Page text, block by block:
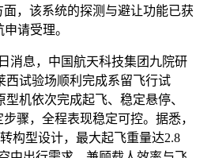
，该系统的探测与避让功能已获
请受理。
消息，中国航天科技集团九院研
西试验场顺利完成系留飞行试
机依次完成起飞、稳定悬停、
骤，全程表现稳定可控。据悉，
构型设计，最大起飞重量达2.8